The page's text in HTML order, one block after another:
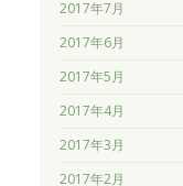
2017年7月
2017年6月
2017年5月
2017年4月
2017年3月
2017年2月